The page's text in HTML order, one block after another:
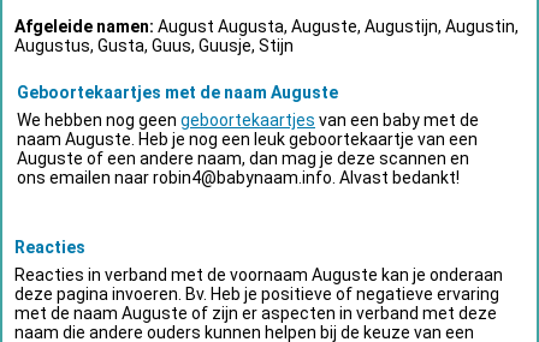
Afgeleide namen: August Augusta, Auguste, Augustijn, Augustin,
Augustus, Gusta, Guus, Guusje, Stijn
Geboortekaartjes met de naam Auguste
We hebben nog geen geboortekaartjes van een baby met de
naam Auguste. Heb je nog een leuk geboortekaartje van een
Auguste of een andere naam, dan mag je deze scannen en
ons emailen naarrobin4@babynaam.info . Alvast bedankt!
Reacties
Reacties in verband met de voornaam Auguste kan je onderaan
deze pagina invoeren. Bv. Heb je positieve of negatieve ervaring
met de naam Auguste of zijn er aspecten in verband met deze
naam die andere ouders kunnen helpen bij de keuze van een